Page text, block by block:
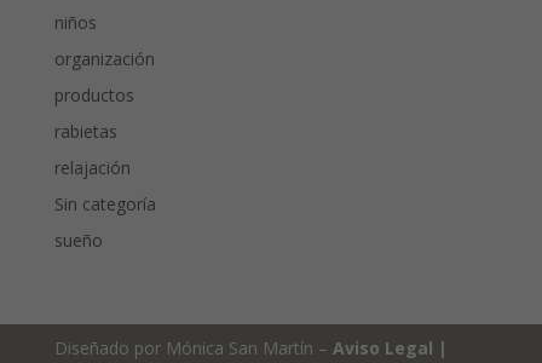
niños
organización
productos
rabietas
relajación
Sin categoría
sueño
Diseñado por Mónica San Martín – Aviso Legal |